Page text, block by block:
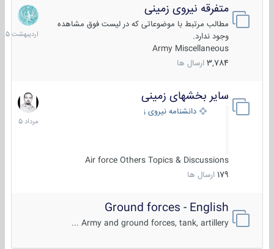
متفرقه نیروی زمینی
مطالب مرتبط با موضوعاتی که در لیست فوق مشاهده
وجود ندارد.
Army Miscellaneous
3,784 ارسال ها
27
1405
سایر بخشهای زمینی
دانشنامه نیروی زمینی
Air force Others Topics & Discussions
179 ارسال ها
9
مرداد
1405
Ground forces - English
Army and ground forces, tank, artillery ...